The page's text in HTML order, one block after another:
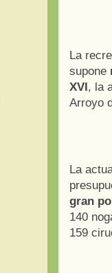
La
supone
XVI, la
Arroyo
La
gran
140
159